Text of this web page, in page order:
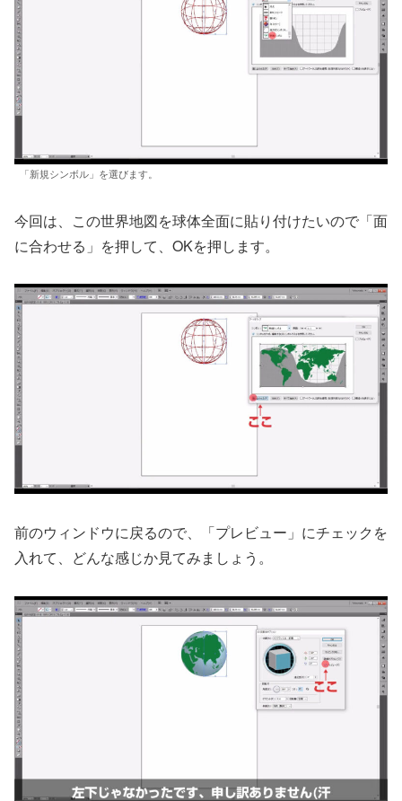
「新規シンボル」を選びます。
今回は、この世界地図を球体全面に貼り付けたいので「面
に合わせる」を押して、OKを押します。
前のウィンドウに戻るので、「プレビュー」にチェックを
入れて、どんな感じか見てみましょう。